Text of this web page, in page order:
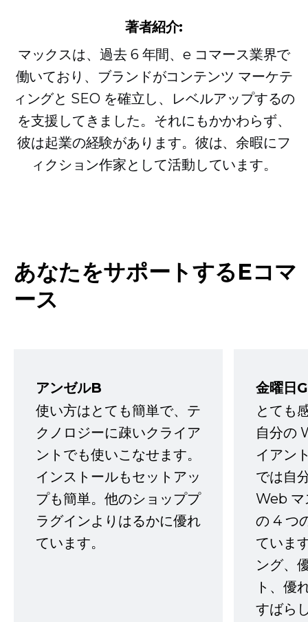
著者紹介:
マックスは、過去 6 年間、e コマース業界で
働いており、ブランドがコンテンツ マーケテ
ィングと SEO を確立し、レベルアップするの
を支援してきました。それにもかかわらず、
彼は起業の経験があります。彼は、余暇にフ
ィクション作家として活動しています。
あなたをサポートするEコマ
ース
アンゼルB
使い方はとても簡単で、テ
クノロジーに疎いクライア
ントでも使いこなせます。
インストールもセットアッ
プも簡単。他のショッププ
ラグインよりはるかに優れ
ています。
金曜日G
とても
自分の
イアン
では自
Web マ
の 4 つ
ていま
ング、
ト、優
すばら